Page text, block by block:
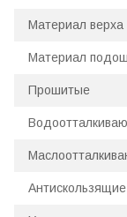
Материал верха
Материал
Прошитые
Антискользящие